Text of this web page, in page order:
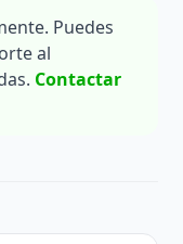
Puedes
al
Contactar